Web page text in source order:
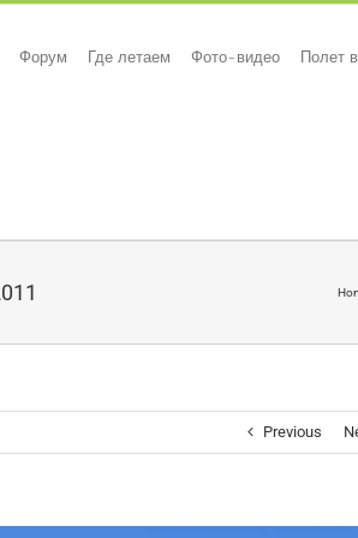
Форум Где летаем Фото-видео Полет
Previous